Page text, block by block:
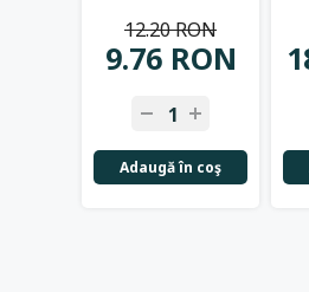
20buc - Laurella
9.76 RON
12.20 RON
Adaugă în coş
+